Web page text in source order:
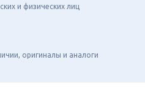
и физических лиц
оригиналы и аналоги